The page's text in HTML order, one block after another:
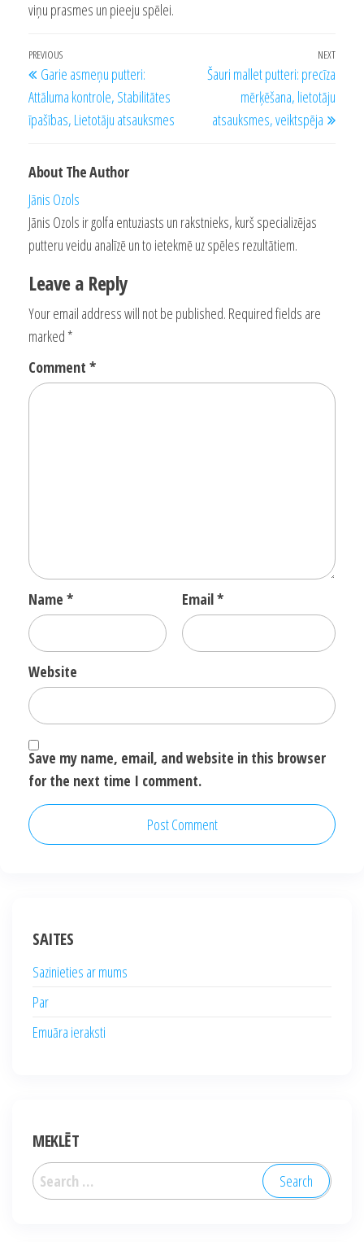
viņu prasmes un pieeju spēlei.
Post
navigation
Previous
Post
PREVIOUS
Garie asmeņu putteri:
Attāluma kontrole, Stabilitātes
īpašības, Lietotāju atsauksmes
Next
NEXT
Šauri mallet putteri: precīza
mērķēšana, lietotāju
atsauksmes, veiktspēja
About The Author
Jānis Ozols
Jānis Ozols ir golfa entuziasts un rakstnieks, kurš specializējas
putteru veidu analīzē un to ietekmē uz spēles rezultātiem.
Leave a Reply
Your email address will not be published. Required fields are
marked *
Comment *
Name * Email*
Website
Save my name, email, and website in this browser
for the next time I comment.
SAITES
Sazinieties ar mums
Par
Emuāra ieraksti
MEKLĒT
Search
for: